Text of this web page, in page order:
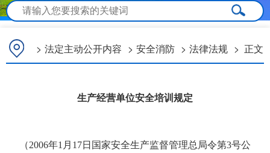
> 法定主动公开内容 > 安全消防 > 法律法规 > 正文
生产经营单位安全培训规定
（2006年1月17日国家安全生产监督管理总局令第3号公